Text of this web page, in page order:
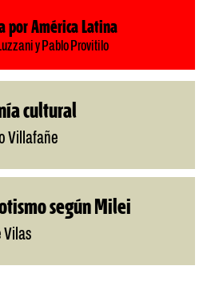
por América Latina
y Pablo Provitilo
cultural
Villafañe
según Milei
Vilas